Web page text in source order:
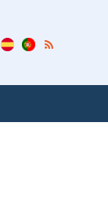
KUS-
Flyer
KUS-
Flyer
RSS-